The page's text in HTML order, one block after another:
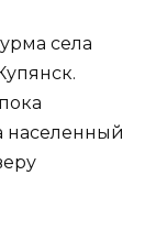
села
населенный